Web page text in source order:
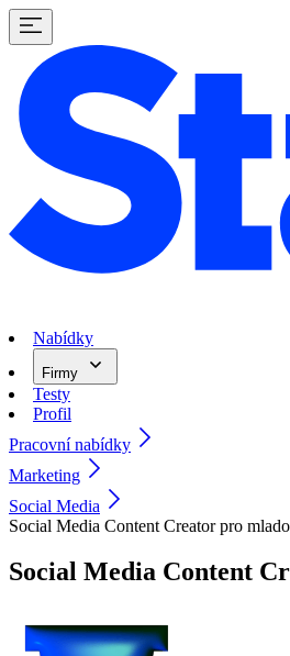
Nabídky
Firmy
Testy
Profil
Pracovní nabídky
Marketing
Social Media
Social Media Content Creator pro
Social Media Content